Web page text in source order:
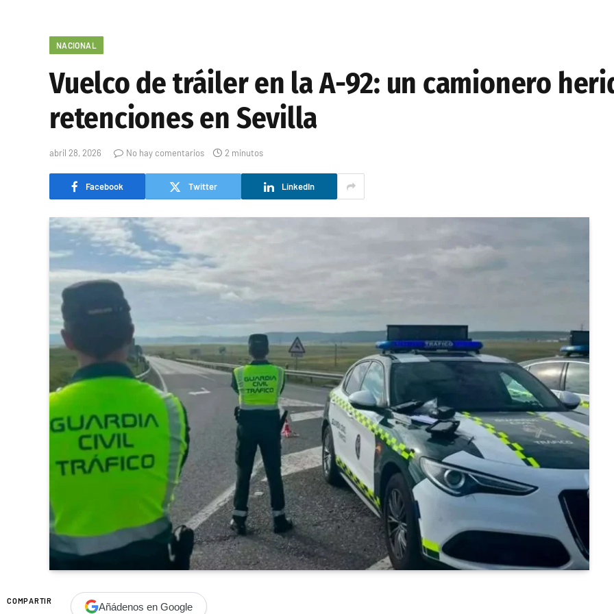
NACIONAL
Vuelco de tráiler en la A-92: un camionero
retenciones en Sevilla
abril 28, 2026 No hay comentarios 2 minutos
Facebook Twitter LinkedIn
COMPARTIR Añádenos en Google